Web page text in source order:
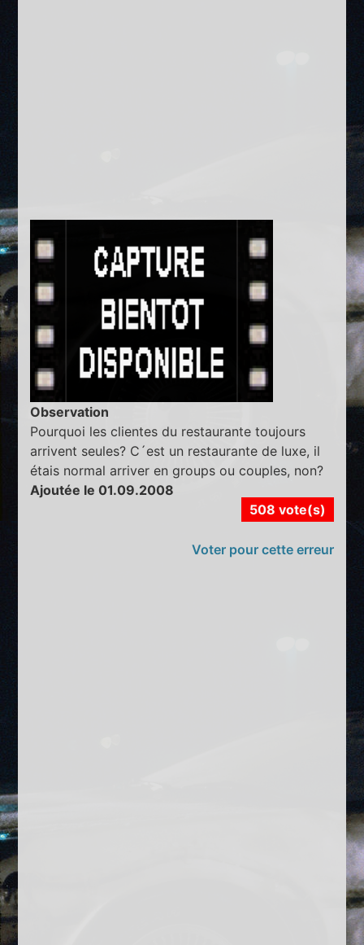
Observation
Pourquoi les clientes du restaurante toujours
arrivent seules? C´est un restaurante de luxe, il
étais normal arriver en groups ou couples, non?
Ajoutée le 01.09.2008
508 vote(s)
Voter pour cette erreur